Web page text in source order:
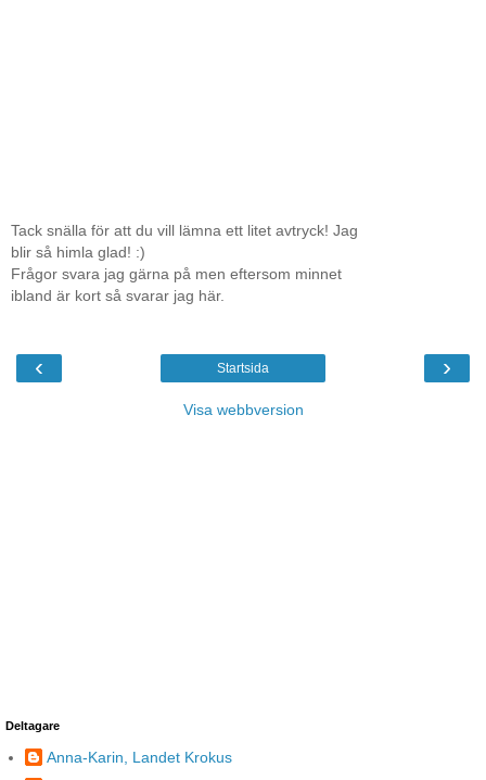
Tack snälla för att du vill lämna ett litet avtryck! Jag
blir så himla glad! :)
Frågor svara jag gärna på men eftersom minnet
ibland är kort så svarar jag här.
‹ ›
Startsida
Visa webbversion
Deltagare
Anna-Karin, Landet Krokus